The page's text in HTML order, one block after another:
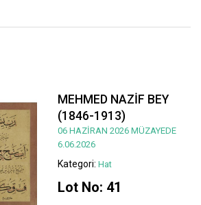
MEHMED NAZİF BEY
(1846-1913)
06 HAZİRAN 2026 MÜZAYEDE
6.06.2026
Kategori: Hat
Lot No: 41